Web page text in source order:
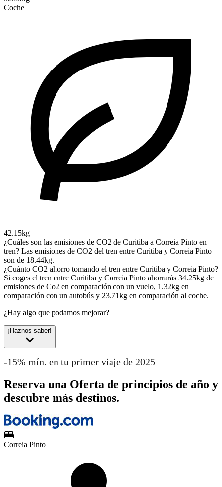
Coche
42.15kg
¿Cuáles son las emisiones de CO2 de Curitiba a Correia Pinto en
tren? Las emisiones de CO2 del tren entre Curitiba y Correia Pinto
son de 18.44kg.
¿Cuánto CO2 ahorro tomando el tren entre Curitiba y Correia Pinto?
Si coges el tren entre Curitiba y Correia Pinto ahorrarás 34.25kg de
emisiones de Co2 en comparación con un vuelo, 1.32kg en
comparación con un autobús y 23.71kg en comparación al coche.
¿Hay algo que podamos mejorar?
¡Haznos saber!
-15% mín. en tu primer viaje de 2025
Reserva una Oferta de principios de año y
descubre más destinos.
Correia Pinto